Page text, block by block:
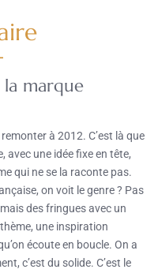
la marque
à 2012. C’est là que
avec une idée fixe en tête,
qui ne se la raconte pas.
on voit le genre ? Pas
des fringues avec un
une inspiration
écoute en boucle. On a
c’est du solide. C’est le